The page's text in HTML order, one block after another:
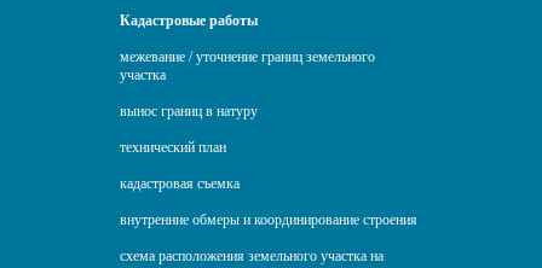
Кадастровые работы
межевание / уточнение границ земельного
участка
вынос границ в натуру
технический план
кадастровая съемка
внутренние обмеры и координирование строения
схема расположения земельного участка на